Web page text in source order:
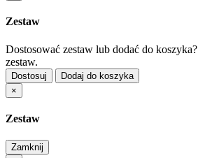
Zestaw
Dostosować zestaw lub dodać do koszyka?
zestaw.
Dostosuj
Dodaj do koszyka
×
Zestaw
Zamknij